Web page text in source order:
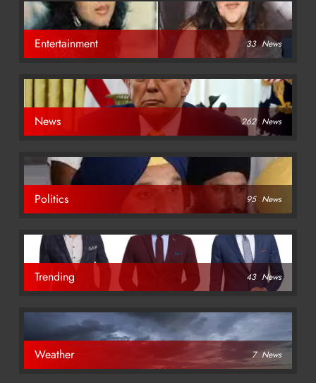
Entertainment 33 News
News 262 News
Politics 95 News
Trending 43 News
Weather 7 News